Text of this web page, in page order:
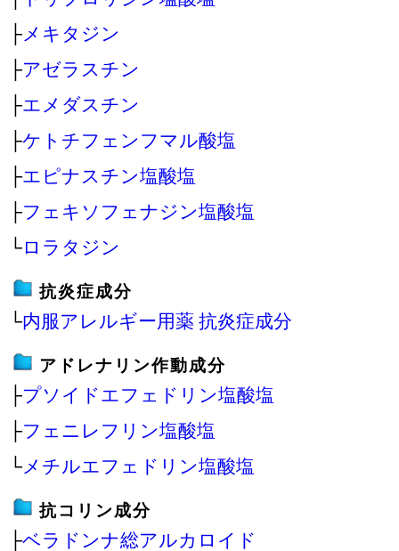
├メキタジン
├アゼラスチン
├エメダスチン
├ケトチフェンフマル酸塩
├エピナスチン塩酸塩
├フェキソフェナジン塩酸塩
└ロラタジン
抗炎症成分
└内服アレルギー用薬 抗炎症成分
アドレナリン作動成分
├プソイドエフェドリン塩酸塩
├フェニレフリン塩酸塩
└メチルエフェドリン塩酸塩
抗コリン成分
├ベラドンナ総アルカロイド